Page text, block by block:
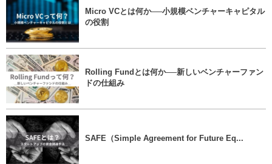
Micro VCとは何か──小規模ベンチャーキャピタル
の役割
Rolling Fundとは何か──新しいベンチャーファン
ドの仕組み
SAFE（Simple Agreement for Future Eq...